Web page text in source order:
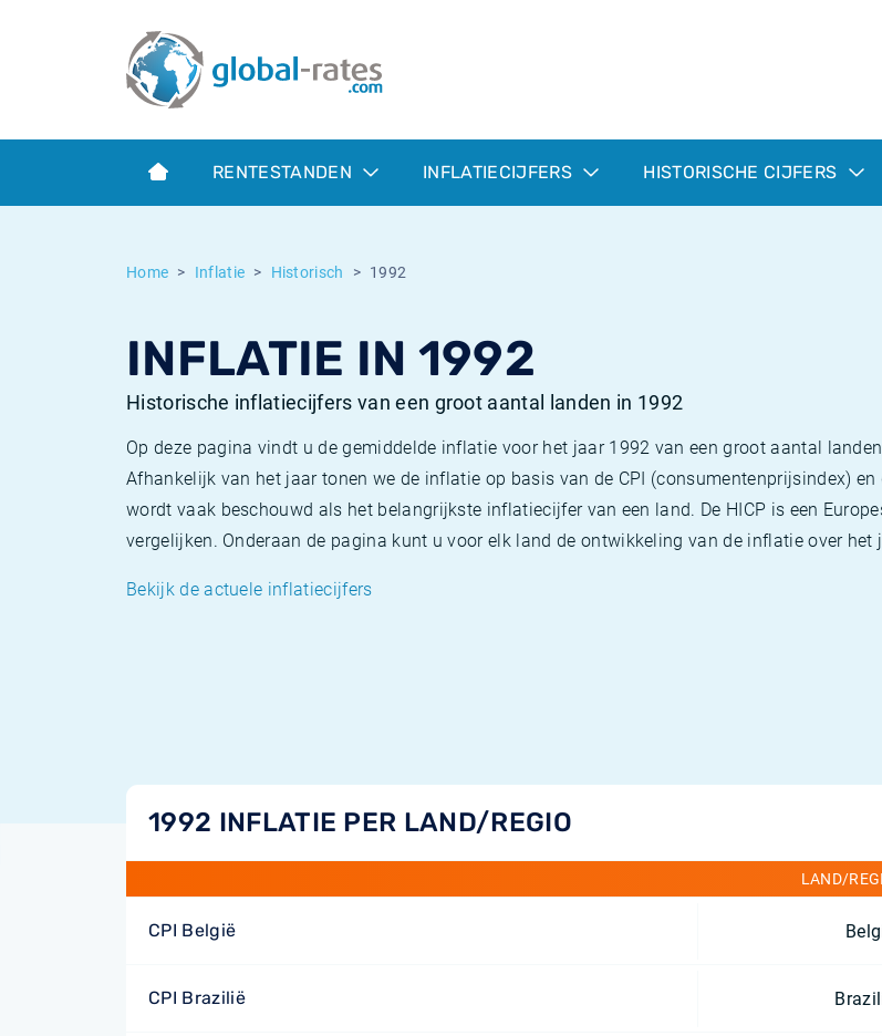
RENTESTANDEN INFLATIECIJFERS HISTORISCHE CIJFERS
Home Inflatie Historisch 1992
INFLATIE IN 1992
Historische inflatiecijfers van een groot aantal landen in 1992
Op deze pagina vindt u de gemiddelde inflatie voor het jaar 1992 van een groot aantal
Afhankelijk van het jaar tonen we de inflatie op basis van de CPI (consumentenprijsindex)
wordt vaak beschouwd als het belangrijkste inflatiecijfer van een land. De HICP is een
vergelijken. Onderaan de pagina kunt u voor elk land de ontwikkeling van de inflatie over het
Bekijk de actuele inflatiecijfers
1992 INFLATIE PER LAND/REGIO
LAND/
CPI België
CPI Brazilië
Term SOFR
Wat is CPI inflatie?
Wat is HICP inflatie?
Europese inflatie - HICP
Euribor historie
ESTER historie
Historische inflatie
Inflatiecalculator